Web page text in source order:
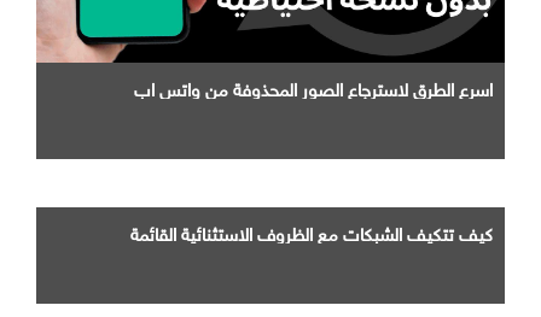
اسرع الطرق لاسترجاع الصور المحذوفة من واتس اب
كيف تتكيف الشبكات مع الظروف الاستثنائية القائمة